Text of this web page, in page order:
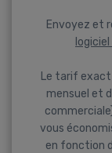
Envoyez et
logiciel
Le tarif exact
mensuel et
vous
en fonction